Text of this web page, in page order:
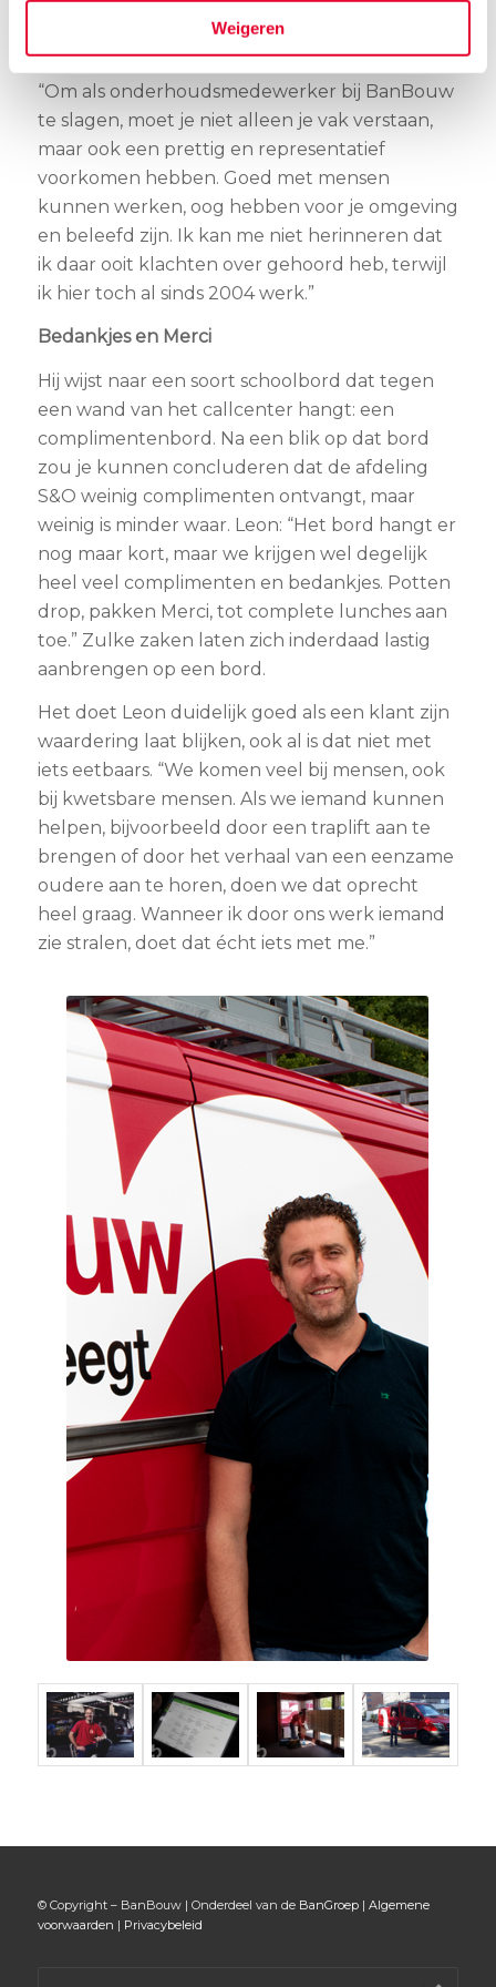
Weigeren
Daarvoor moet je in de spiegel durven kijken.”
Bang voor veel klachten zegt Leon niet te zijn.
“Om als onderhoudsmedewerker bij BanBouw
te slagen, moet je niet alleen je vak verstaan,
maar ook een prettig en representatief
voorkomen hebben. Goed met mensen
kunnen werken, oog hebben voor je omgeving
en beleefd zijn. Ik kan me niet herinneren dat
ik daar ooit klachten over gehoord heb, terwijl
ik hier toch al sinds 2004 werk.”
Bedankjes en Merci
Hij wijst naar een soort schoolbord dat tegen
een wand van het callcenter hangt: een
complimentenbord. Na een blik op dat bord
zou je kunnen concluderen dat de afdeling
S&O weinig complimenten ontvangt, maar
weinig is minder waar. Leon: “Het bord hangt er
nog maar kort, maar we krijgen wel degelijk
heel veel complimenten en bedankjes. Potten
drop, pakken Merci, tot complete lunches aan
toe.” Zulke zaken laten zich inderdaad lastig
aanbrengen op een bord.
Het doet Leon duidelijk goed als een klant zijn
waardering laat blijken, ook al is dat niet met
iets eetbaars. “We komen veel bij mensen, ook
bij kwetsbare mensen. Als we iemand kunnen
helpen, bijvoorbeeld door een traplift aan te
brengen of door het verhaal van een eenzame
oudere aan te horen, doen we dat oprecht
heel graag. Wanneer ik door ons werk iemand
zie stralen, doet dat écht iets met me.”
© Copyright – BanBouw | Onderdeel van de BanGroep| Algemene
voorwaarden | Privacybeleid